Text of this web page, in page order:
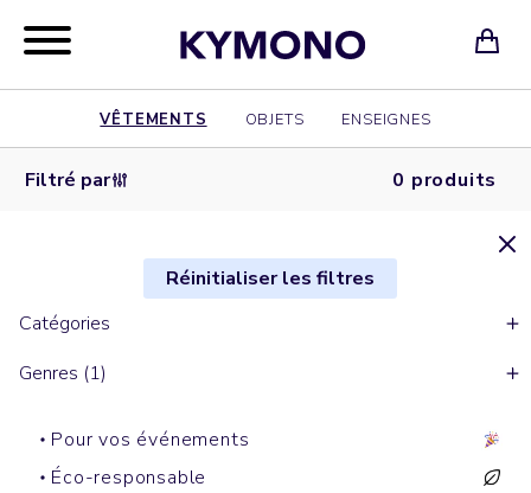
VÊTEMENTS OBJETS ENSEIGNES
Filtré par 0 produits
Réinitialiser les filtres
Catégories
Genres (1)
Pour vos événements
Éco-responsable